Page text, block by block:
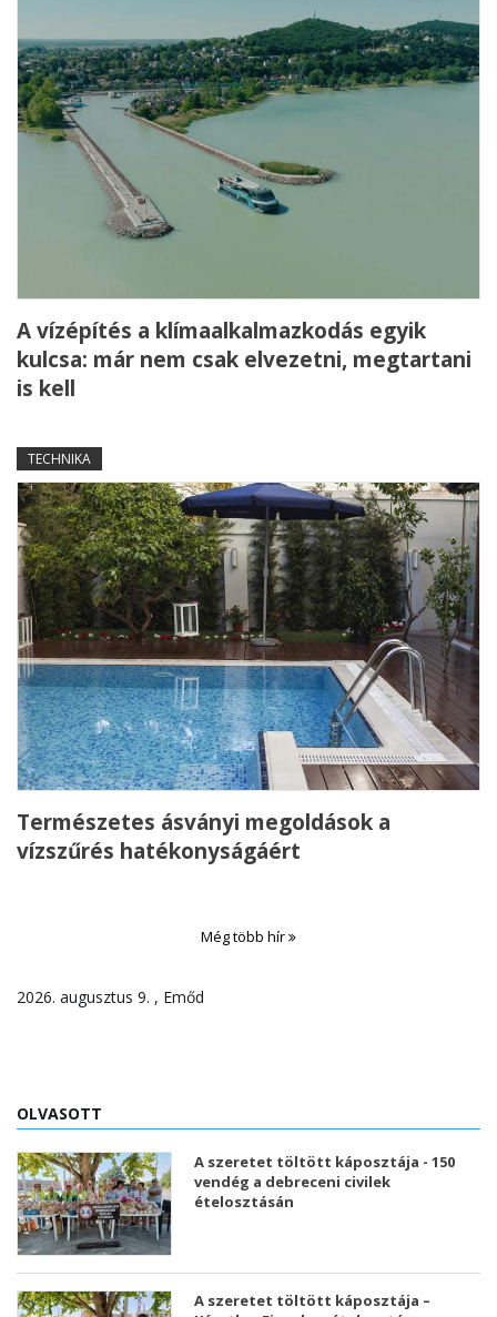
A vízépítés a klímaalkalmazkodás egyik
kulcsa: már nem csak elvezetni, megtartani
is kell
TECHNIKA
Természetes ásványi megoldások a
vízszűrés hatékonyságáért
Még több hír
2026. augusztus 9. , Emőd
OLVASOTT
A szeretet töltött káposztája - 150
vendég a debreceni civilek
ételosztásán
A szeretet töltött káposztája –